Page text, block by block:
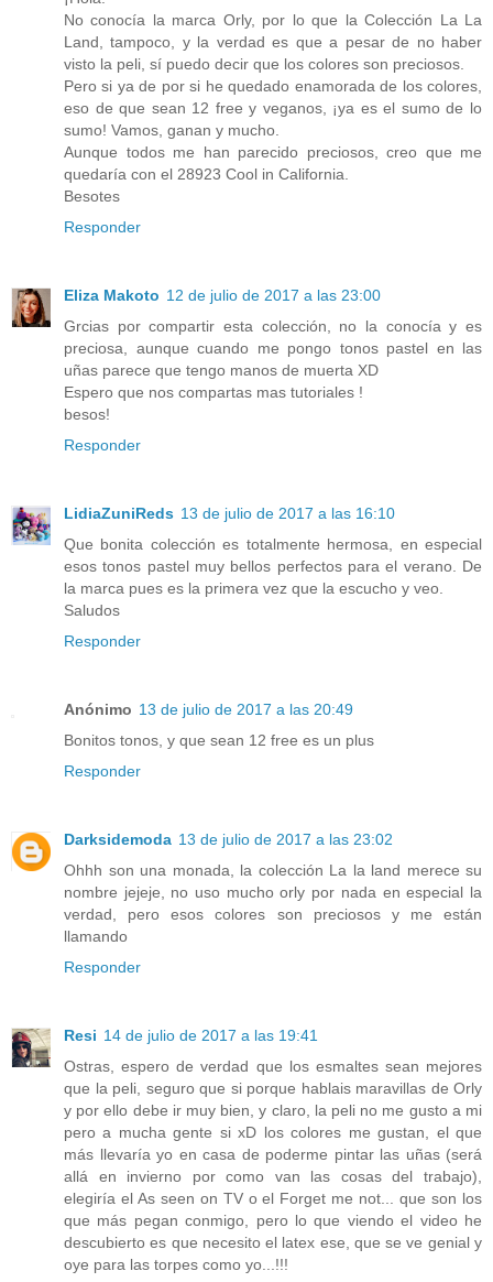
No conocía la marca Orly, por lo que la Colección La La
Land, tampoco, y la verdad es que a pesar de no haber
visto la peli, sí puedo decir que los colores son preciosos.
Pero si ya de por si he quedado enamorada de los colores,
eso de que sean 12 free y veganos, ¡ya es el sumo de lo
sumo! Vamos, ganan y mucho.
Aunque todos me han parecido preciosos, creo que me
quedaría con el 28923 Cool in California.
Besotes
Responder
Eliza Makoto 12 de julio de 2017 a las 23:00
Grcias por compartir esta colección, no la conocía y es
preciosa, aunque cuando me pongo tonos pastel en las
uñas parece que tengo manos de muerta XD
Espero que nos compartas mas tutoriales !
besos!
Responder
LidiaZuniReds 13 de julio de 2017 a las 16:10
Que bonita colección es totalmente hermosa, en especial
esos tonos pastel muy bellos perfectos para el verano. De
la marca pues es la primera vez que la escucho y veo.
Saludos
Responder
Anónimo 13 de julio de 2017 a las 20:49
Bonitos tonos, y que sean 12 free es un plus
Responder
Darksidemoda 13 de julio de 2017 a las 23:02
Ohhh son una monada, la colección La la land merece su
nombre jejeje, no uso mucho orly por nada en especial la
verdad, pero esos colores son preciosos y me están
llamando
Responder
Resi 14 de julio de 2017 a las 19:41
Ostras, espero de verdad que los esmaltes sean mejores
que la peli, seguro que si porque hablais maravillas de Orly
y por ello debe ir muy bien, y claro, la peli no me gusto a mi
pero a mucha gente si xD los colores me gustan, el que
más llevaría yo en casa de poderme pintar las uñas (será
allá en invierno por como van las cosas del trabajo),
elegiría el As seen on TV o el Forget me not... que son los
que más pegan conmigo, pero lo que viendo el video he
descubierto es que necesito el latex ese, que se ve genial y
oye para las torpes como yo...!!!